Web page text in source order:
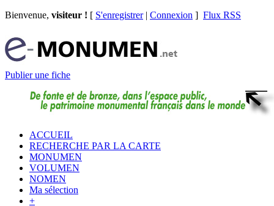
Bienvenue, visiteur ! [ S'enregistrer| Connexion ] Flux RSS
Publier une fiche
ACCUEIL
RECHERCHE PAR LA CARTE
MONUMEN
VOLUMEN
NOMEN
Ma sélection
+